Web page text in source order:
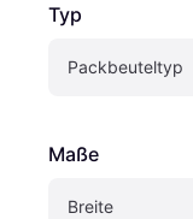
Typ
Packbeuteltyp
Maße
Breite